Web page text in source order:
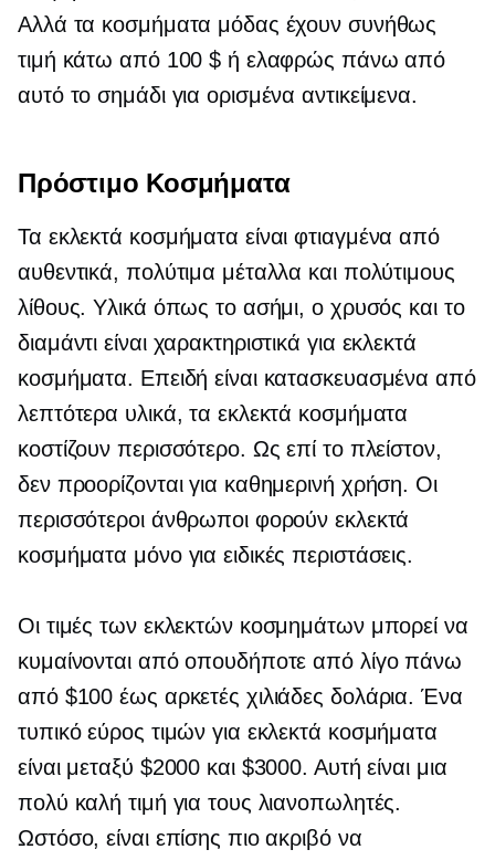
Αλλά τα κοσμήματα μόδας έχουν συνήθως
τιμή κάτω από 100 $ ή ελαφρώς πάνω από
αυτό το σημάδι για ορισμένα αντικείμενα.
Πρόστιμο Κοσμήματα
Τα εκλεκτά κοσμήματα είναι φτιαγμένα από
αυθεντικά, πολύτιμα μέταλλα και πολύτιμους
λίθους. Υλικά όπως το ασήμι, ο χρυσός και το
διαμάντι είναι χαρακτηριστικά για εκλεκτά
κοσμήματα. Επειδή είναι κατασκευασμένα από
λεπτότερα υλικά, τα εκλεκτά κοσμήματα
κοστίζουν περισσότερο. Ως επί το πλείστον,
δεν προορίζονται για καθημερινή χρήση. Οι
περισσότεροι άνθρωποι φορούν εκλεκτά
κοσμήματα μόνο για ειδικές περιστάσεις.
Οι τιμές των εκλεκτών κοσμημάτων μπορεί να
κυμαίνονται από οπουδήποτε από λίγο πάνω
από $100 έως αρκετές χιλιάδες δολάρια. Ένα
τυπικό εύρος τιμών για εκλεκτά κοσμήματα
είναι μεταξύ $2000 και $3000. Αυτή είναι μια
πολύ καλή τιμή για τους λιανοπωλητές.
Ωστόσο, είναι επίσης πιο ακριβό να